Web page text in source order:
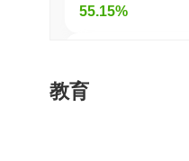
55.15%
教育